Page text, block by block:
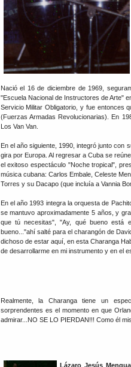
Nació el 16 de diciembre de 1969,
"Escuela Nacional de Instructores de Arte"
Servicio Militar Obligatorio, y fue entonces
(Fuerzas Armadas Revolucionarias). En
Los Van Van.
En el año siguiente, 1990, integró junto con
gira por Europa. Al regresar a Cuba se
el exitoso espectáculo "Noche tropical",
música cubana: Carlos Embale, Celeste
Torres y su Dacapo (que incluía a Vannia
En el año 1993 integra la orquesta de
se mantuvo aproximadamente 5 años, y
que tú necesitas", "Ay, qué bueno está
bueno..."ahí salté para el charangón de
dichoso de estar aquí, en esta Charanga
de desarrollarme en mi instrumento y en el
Realmente, la Charanga tiene un
sorprendentes es el momento en que
admirar...NO SE LO PIERDAN!!! Como él
Lázaro Jesús